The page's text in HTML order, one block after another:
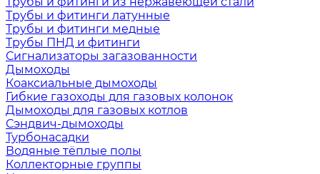
Трубы и фитинги латунные
Трубы и фитинги медные
Трубы ПНД и фитинги
Сигнализаторы загазованности
Дымоходы
Коаксиальные дымоходы
Гибкие газоходы для газовых колонок
Дымоходы для газовых котлов
Сэндвич-дымоходы
Турбонасадки
Водяные тёплые полы
Коллекторные группы